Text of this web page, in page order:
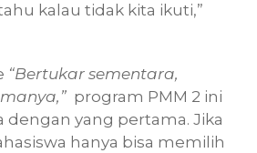
kalau tidak kita ikuti,”
“Bertukar sementara,
program PMM 2 ini
dengan yang pertama. Jika
hanya bisa memilih